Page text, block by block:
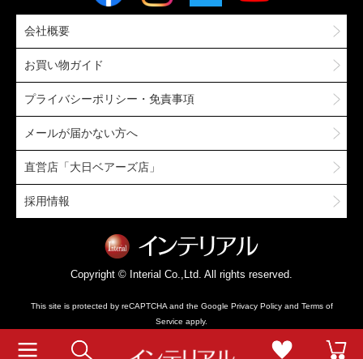
会社概要
お買い物ガイド
プライバシーポリシー・免責事項
メールが届かない方へ
直営店「大日ベアーズ店」
採用情報
Copyright © Interial Co.,Ltd. All rights reserved.
This site is protected by reCAPTCHA and the Google Privacy Policyand Terms of
Service apply.